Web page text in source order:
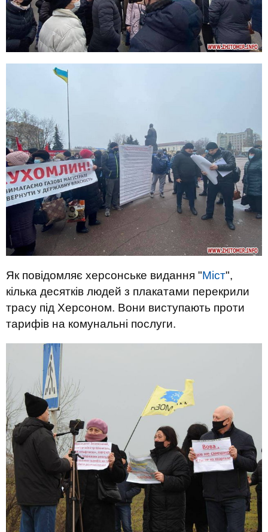
Як повідомляє херсонське видання "Міст",
кілька десятків людей з плакатами перекрили
трасу під Херсоном. Вони виступають проти
тарифів на комунальні послуги.